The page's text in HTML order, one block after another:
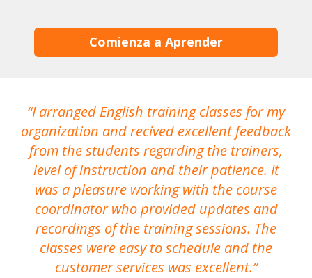
Comienza a Aprender
I arranged English training classes for my
organization and recived excellent feedback
from the students regarding the trainers,
level of instruction and their patience. It
was a pleasure working with the course
coordinator who provided updates and
recordings of the training sessions. The
classes were easy to schedule and the
customer services was excellent.